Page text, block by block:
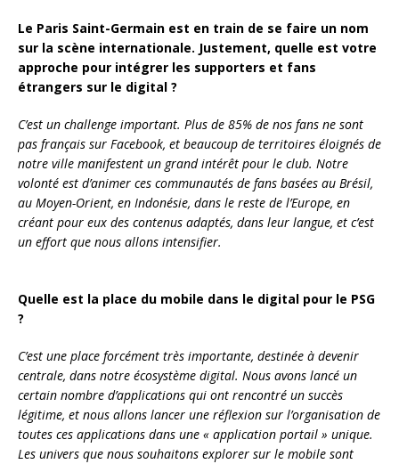
Le Paris Saint-Germain est en train de se faire un nom
sur la scène internationale. Justement, quelle est votre
approche pour intégrer les supporters et fans
étrangers sur le digital ?
C’est un challenge important. Plus de 85% de nos fans ne sont
pas français sur Facebook, et beaucoup de territoires éloignés de
notre ville manifestent un grand intérêt pour le club. Notre
volonté est d’animer ces communautés de fans basées au Brésil,
au Moyen-Orient, en Indonésie, dans le reste de l’Europe, en
créant pour eux des contenus adaptés, dans leur langue, et c’est
un effort que nous allons intensifier.
Quelle est la place du mobile dans le digital pour le PSG
?
C’est une place forcément très importante, destinée à devenir
centrale, dans notre écosystème digital. Nous avons lancé un
certain nombre d’applications qui ont rencontré un succès
légitime, et nous allons lancer une réflexion sur l’organisation de
toutes ces applications dans une « application portail » unique.
Les univers que nous souhaitons explorer sur le mobile sont